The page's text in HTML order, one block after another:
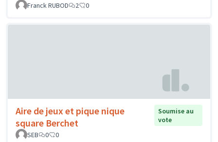
Franck RUBOD
2 0
Aire de jeux et pique nique
square Berchet
Soumise au
vote
SEB
0 0